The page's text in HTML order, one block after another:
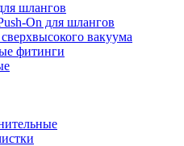
шлангов
On для шлангов
вакуума
фитинги